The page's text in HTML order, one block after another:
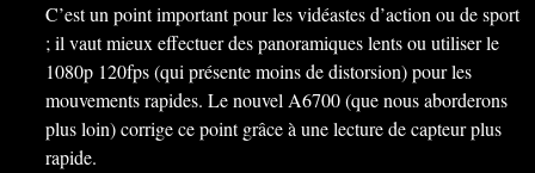
C’est un point important pour les vidéastes d’action ou de sport
; il vaut mieux effectuer des panoramiques lents ou utiliser le
1080p 120fps (qui présente moins de distorsion) pour les
mouvements rapides. Le nouvel A6700 (que nous aborderons
plus loin) corrige ce point grâce à une lecture de capteur plus
rapide.